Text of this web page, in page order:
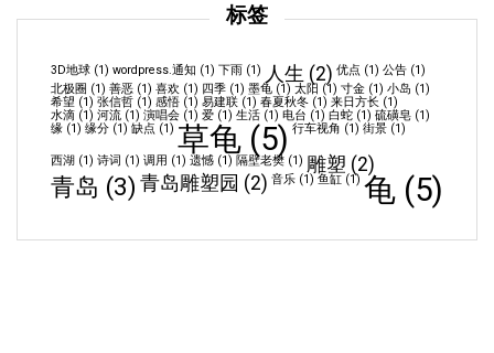
标签
3D地球 (1) wordpress.通知 (1) 下雨 (1) 人生 (2) 优点 (1) 公告 (1)
北极圈 (1) 善恶 (1) 喜欢 (1) 四季 (1) 墨龟 (1) 太阳 (1) 寸金 (1) 小岛 (1)
希望 (1) 张信哲 (1) 感悟 (1) 易建联 (1) 春夏秋冬 (1) 来日方长 (1)
水滴 (1) 河流 (1) 演唱会 (1) 爱 (1) 生活 (1) 电台 (1) 白蛇 (1) 硫磺皂 (1)
缘 (1) 缘分 (1) 缺点 (1) 草龟 (5) 行车视角 (1) 街景 (1)
西湖 (1) 诗词 (1) 调用 (1) 遗憾 (1) 隔壁老樊 (1) 雕塑 (2)
青岛 (3) 青岛雕塑园 (2) 音乐 (1) 鱼缸 (1) 龟 (5)